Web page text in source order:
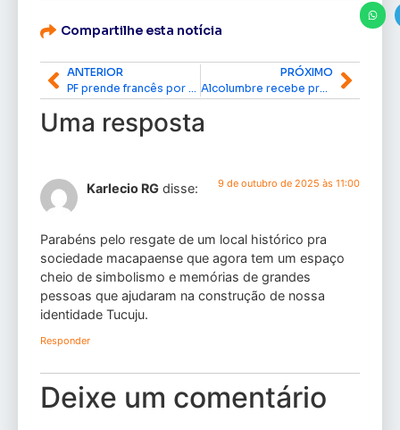
Compartilhe esta notícia
ANTERIOR
PF prende francês por tráfico de animais silvestres e posse ilegal de munições em Oiapoque
PRÓXIMO
Alcolumbre recebe presidente do Senado italiano e reforça laços diplomáticos
Uma resposta
Karlecio RG disse: 9 de outubro de 2025 às 11:00
Parabéns pelo resgate de um local histórico pra
sociedade macapaense que agora tem um espaço
cheio de simbolismo e memórias de grandes
pessoas que ajudaram na construção de nossa
identidade Tucuju.
Responder
Deixe um comentário